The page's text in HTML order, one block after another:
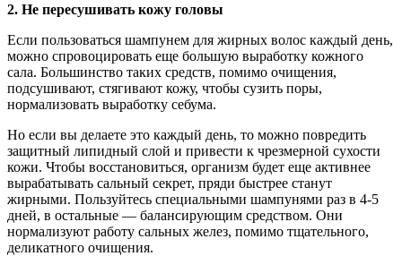
2. Не пересушивать кожу головы
Если пользоваться шампунем для жирных волос каждый день,
можно спровоцировать еще большую выработку кожного
сала. Большинство таких средств, помимо очищения,
подсушивают, стягивают кожу, чтобы сузить поры,
нормализовать выработку себума.
Но если вы делаете это каждый день, то можно повредить
защитный липидный слой и привести к чрезмерной сухости
кожи. Чтобы восстановиться, организм будет еще активнее
вырабатывать сальный секрет, пряди быстрее станут
жирными. Пользуйтесь специальными шампунями раз в 4-5
дней, в остальные — балансирующим средством. Они
нормализуют работу сальных желез, помимо тщательного,
деликатного очищения.